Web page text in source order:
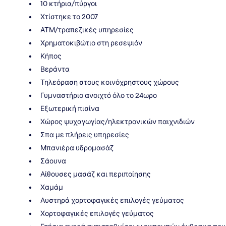
10 κτήρια/πύργοι
Χτίστηκε το 2007
ΑΤΜ/τραπεζικές υπηρεσίες
Χρηματοκιβώτιο στη ρεσεψιόν
Κήπος
Βεράντα
Τηλεόραση στους κοινόχρηστους χώρους
Γυμναστήριο ανοιχτό όλο το 24ωρο
Εξωτερική πισίνα
Χώρος ψυχαγωγίας/ηλεκτρονικών παιχνιδιών
Σπα με πλήρεις υπηρεσίες
Μπανιέρα υδρομασάζ
Σάουνα
Αίθουσες μασάζ και περιποίησης
Χαμάμ
Αυστηρά χορτοφαγικές επιλογές γεύματος
Χορτοφαγικές επιλογές γεύματος